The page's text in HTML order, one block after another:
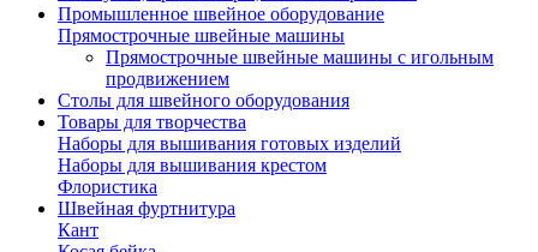
Промышленное швейное оборудование
Прямострочные швейные машины
Прямострочные швейные машины с игольным
продвижением
Столы для швейного оборудования
Товары для творчества
Наборы для вышивания готовых изделий
Наборы для вышивания крестом
Флористика
Швейная фуртнитура
Кант